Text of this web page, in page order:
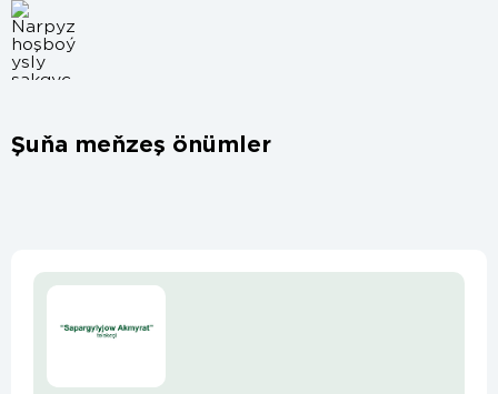
Şuňa meňzeş önümler